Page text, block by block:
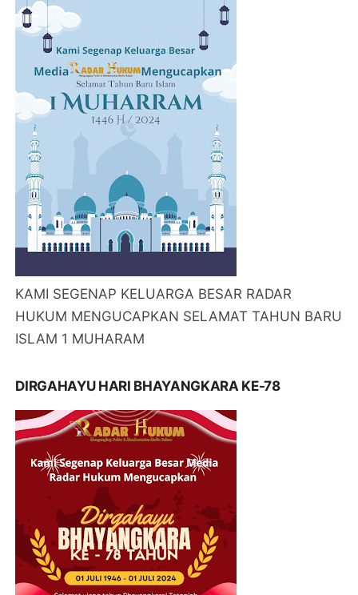
KAMI SEGENAP KELUARGA BESAR RADAR
HUKUM MENGUCAPKAN SELAMAT TAHUN BARU
ISLAM 1 MUHARAM
DIRGAHAYU HARI BHAYANGKARA KE-78